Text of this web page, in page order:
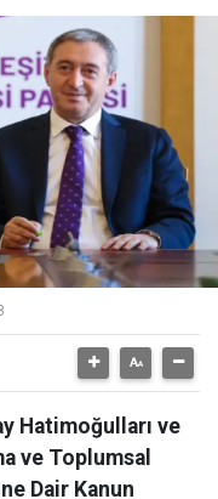
Hatimoğulları ve
ve Toplumsal
Dair Kanun